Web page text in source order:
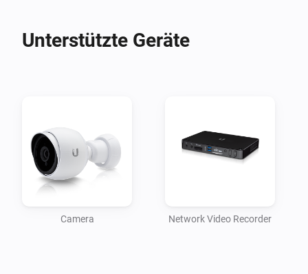
	- UVC-G3
- UniFi® Video Camera G4 series:
	- UVC-G4-PRO
version, please re-add your devices.
Unterstützte Geräte
Camera Network Video Recorder